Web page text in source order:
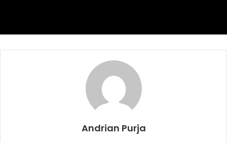
masyarakat sekaligus meningkatkan kualitas administrasi
pertanahan di Kabupaten Muara Enim.
“PPAT merupakan mitra strategis BPN dalam memberikan
pelayanan kepada masyarakat. Kami berharap seluruh
PPAT yang baru dilantik dapat bekerja secara profesional,
mematuhi ketentuan peraturan perundang-undangan,
Andrian Purja